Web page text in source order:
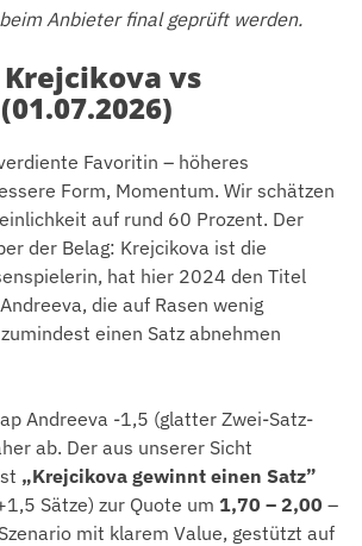
Anbieter final geprüft werden.
vs
Favoritin – höheres
Form, Momentum. Wir schätzen
auf rund 60 Prozent. Der
der Belag: Krejcikova ist die
hat hier 2024 den Titel
die auf Rasen wenig
einen Satz abnehmen
Andreeva -1,5 (glatter Zwei-Satz-
ab. Der aus unserer Sicht
„Krejcikova gewinnt einen Satz”
Sätze) zur Quote um 1,70 – 2,00 –
mit klarem Value, gestützt auf